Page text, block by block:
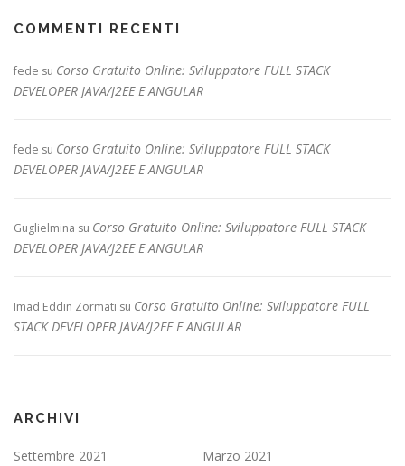
COMMENTI RECENTI
fede su Corso Gratuito Online: Sviluppatore FULL STACK
DEVELOPER JAVA/J2EE E ANGULAR
fede su Corso Gratuito Online: Sviluppatore FULL STACK
DEVELOPER JAVA/J2EE E ANGULAR
Guglielmina su Corso Gratuito Online: Sviluppatore FULL STACK
DEVELOPER JAVA/J2EE E ANGULAR
Imad Eddin Zormati su Corso Gratuito Online: Sviluppatore FULL
STACK DEVELOPER JAVA/J2EE E ANGULAR
ARCHIVI
Settembre 2021
Marzo 2021